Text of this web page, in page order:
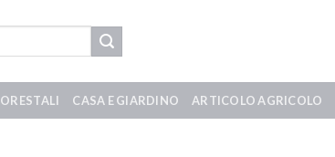
CASA E GIARDINO ARTICOLO AGRICOLO